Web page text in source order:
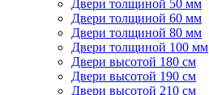
Двери толщиной 50 мм
Двери толщиной 60 мм
Двери толщиной 80 мм
Двери толщиной 100 мм
Двери высотой 180 см
Двери высотой 190 см
Двери высотой 210 см